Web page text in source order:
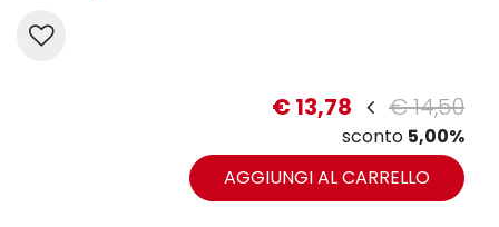
€ 13,78 € 14,50
sconto 5,00%
AGGIUNGI AL CARRELLO